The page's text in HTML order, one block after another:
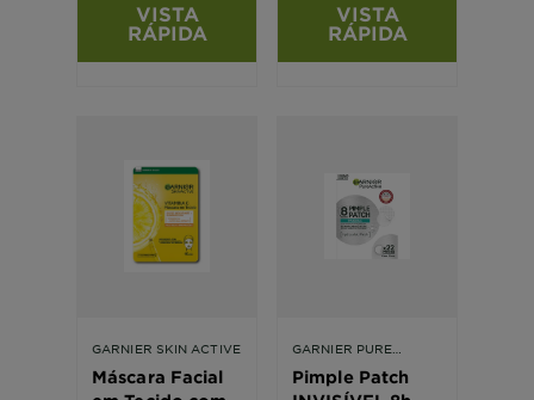
VISTA
RÁPIDA
VISTA
RÁPIDA
GARNIER SKIN ACTIVE
Máscara Facial
GARNIER PURE
Pimple Patch